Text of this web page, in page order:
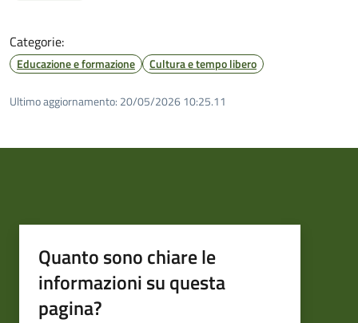
Categorie:
Educazione e formazione Cultura e tempo libero
Ultimo aggiornamento: 20/05/2026 10:25.11
Quanto sono chiare le
informazioni su questa
pagina?